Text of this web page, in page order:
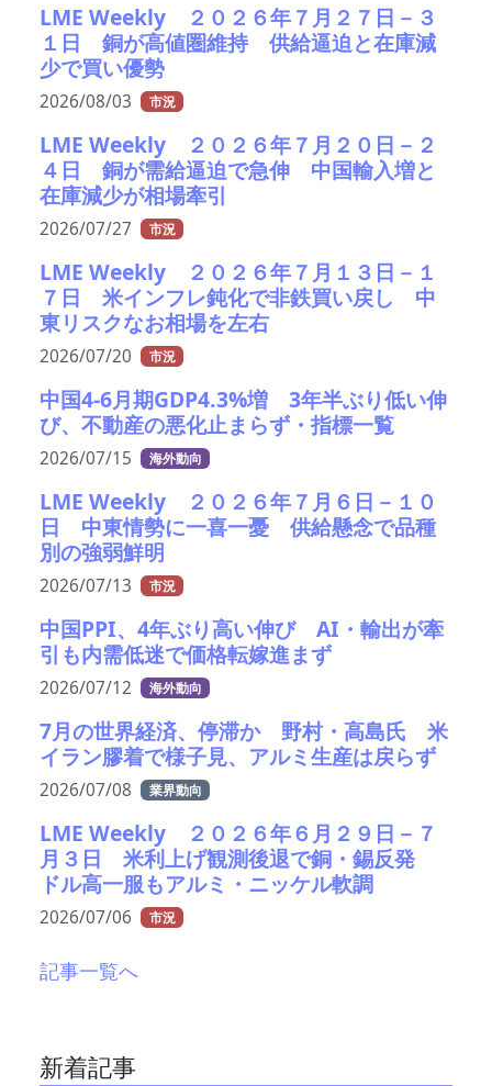
LME Weekly ２０２６年７月２７日－３
１日 銅が高値圏維持 供給逼迫と在庫減
少で買い優勢
2026/08/03 市況
LME Weekly ２０２６年７月２０日－２
４日 銅が需給逼迫で急伸 中国輸入増と
在庫減少が相場牽引
2026/07/27 市況
LME Weekly ２０２６年７月１３日－１
７日 米インフレ鈍化で非鉄買い戻し 中
東リスクなお相場を左右
2026/07/20 市況
中国4-6月期GDP4.3%増 3年半ぶり低い伸
び、不動産の悪化止まらず・指標一覧
2026/07/15 海外動向
LME Weekly ２０２６年７月６日－１０
日 中東情勢に一喜一憂 供給懸念で品種
別の強弱鮮明
2026/07/13 市況
中国PPI、4年ぶり高い伸び AI・輸出が牽
引も内需低迷で価格転嫁進まず
2026/07/12 海外動向
7月の世界経済、停滞か 野村・高島氏 米
イラン膠着で様子見、アルミ生産は戻らず
2026/07/08 業界動向
LME Weekly ２０２６年６月２９日－７
月３日 米利上げ観測後退で銅・錫反発
ドル高一服もアルミ・ニッケル軟調
2026/07/06 市況
記事一覧へ
新着記事